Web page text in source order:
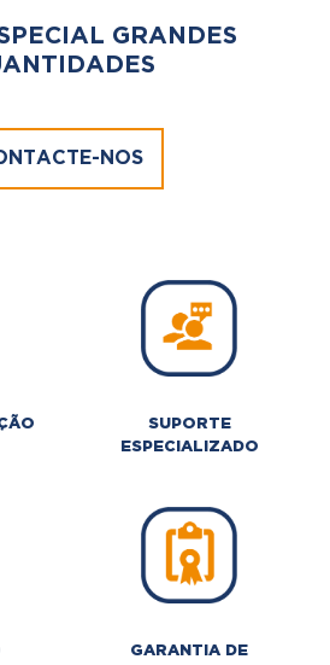
GRANDES
NOS
SUPORTE
ESPECIALIZADO
GARANTIA DE